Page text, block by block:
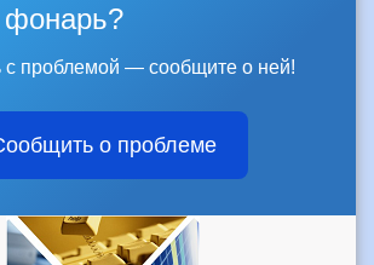
фонарь?
с проблемой — сообщите о ней!
о проблеме